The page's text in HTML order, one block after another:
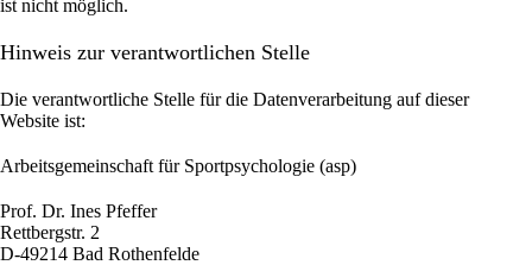
ist nicht möglich.
Hinweis zur verantwortlichen Stelle
Die verantwortliche Stelle für die Datenverarbeitung auf dieser
Website ist:
Arbeitsgemeinschaft für Sportpsychologie (asp)
Prof. Dr. Ines Pfeffer
Rettbergstr. 2
D-49214 Bad Rothenfelde